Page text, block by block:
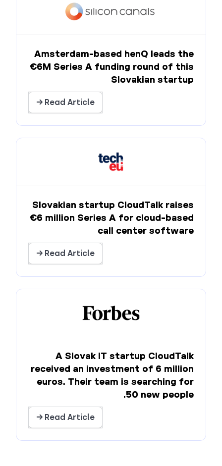
Amsterdam-based henQ leads the
€6M Series A funding round of this
Slovakian startup
Read Article →
Slovakian startup CloudTalk raises
€6 million Series A for cloud-based
call center software
Read Article →
A Slovak IT startup CloudTalk
received an investment of 6 million
euros. Their team is searching for
50 new people.
Read Article →